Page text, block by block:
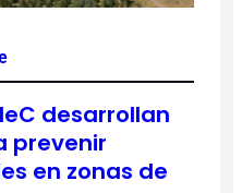
desarrollan
prevenir
en zonas de